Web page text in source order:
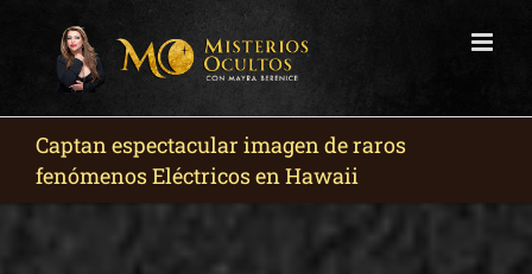
Captan espectacular imagen de raros
fenómenos Eléctricos en Hawaii